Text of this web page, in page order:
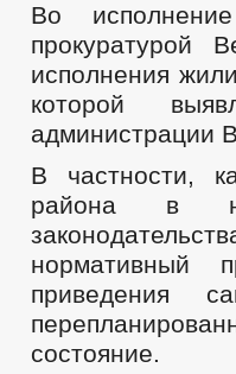
Во
прокуратурой
исполнения
которой
администрации
В частности,
района в
нормативный
приведения
состояние.